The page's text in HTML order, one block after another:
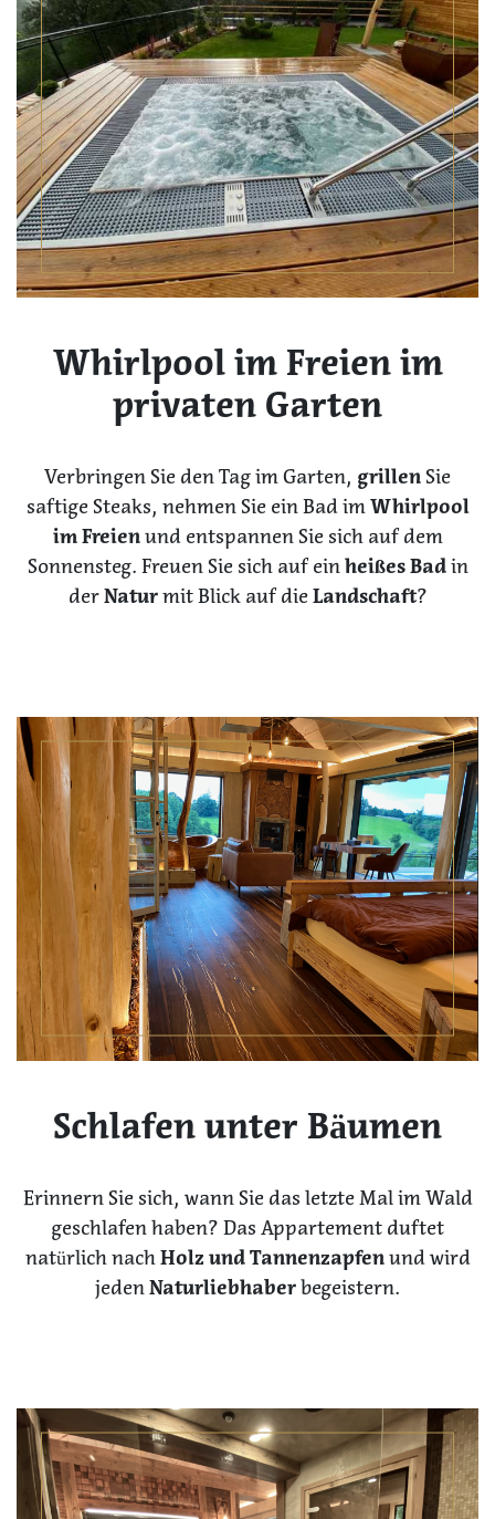
Whirlpool im Freien im
privaten Garten
Verbringen Sie den Tag im Garten, grillenSie
saftige Steaks, nehmen Sie ein Bad imWhirlpool
im Freienund entspannen Sie sich auf dem
Sonnensteg. Freuen Sie sich auf einheißes Badin
derNaturmit Blick auf dieLandschaft?
Schlafen unter Bäumen
Erinnern Sie sich, wann Sie das letzte Mal im Wald
geschlafen haben? Das Appartement duftet
natürlich nachHolz und Tannenzapfenund wird
jedenNaturliebhaberbegeistern.